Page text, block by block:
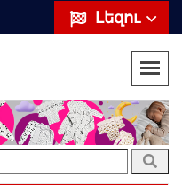
Լեզու